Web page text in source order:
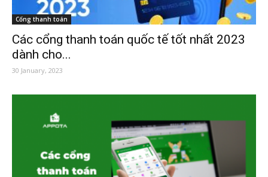
Cổng thanh toán
Các cổng thanh toán quốc tế tốt nhất 2023
dành cho...
30 January, 2023